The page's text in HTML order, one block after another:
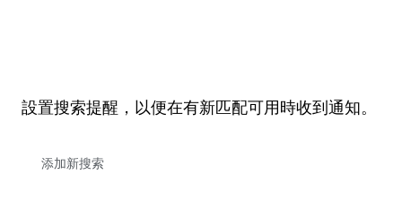
設置搜索提醒，以便在有新匹配可用時收到通知。